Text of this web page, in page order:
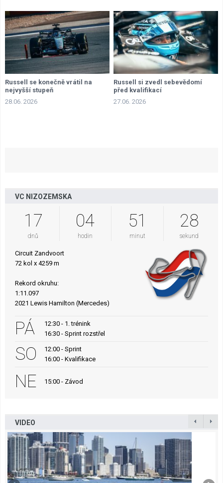
Russell se konečně vrátil na
nejvyšší stupeň
28.06. 2026
Russell si zvedl sebevědomí
před kvalifikací
27.06. 2026
VC NIZOZEMSKA
17
dnů
04
hodin
51
minut
27
sekund
Circuit Zandvoort
72 kol x 4259 m
Rekord okruhu:
1:11.097
2021 Lewis Hamilton (Mercedes)
PÁ
12:30 - 1. trénink
16:30 - Sprint rozstřel
SO
12:00 - Sprint
16:00 - Kvalifikace
NE 15:00 - Závod
VIDEO